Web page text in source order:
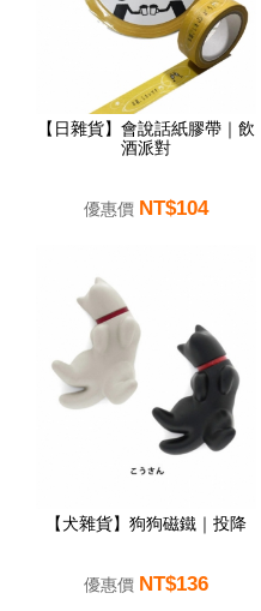
【日雜貨】會說話紙膠帶｜飲
酒派對
優惠價 NT$104
【犬雜貨】狗狗磁鐵｜投降
優惠價 NT$136